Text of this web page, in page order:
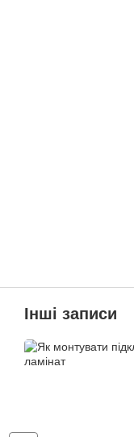
Інші записи